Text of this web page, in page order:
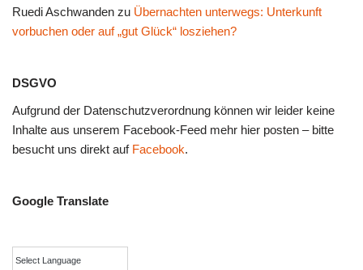
Ruedi Aschwanden zu Übernachten unterwegs: Unterkunft
vorbuchen oder auf „gut Glück“ losziehen?
DSGVO
Aufgrund der Datenschutzverordnung können wir leider keine
Inhalte aus unserem Facebook-Feed mehr hier posten – bitte
besucht uns direkt auf Facebook.
Google Translate